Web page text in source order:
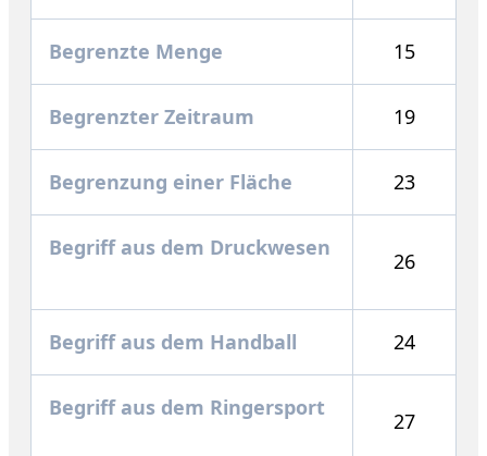
Begrenzte Menge 15
Begrenzter Zeitraum 19
Begrenzung einer Fläche 23
Begriff aus dem Druckwesen
26
Begriff aus dem Handball 24
Begriff aus dem Ringersport
27